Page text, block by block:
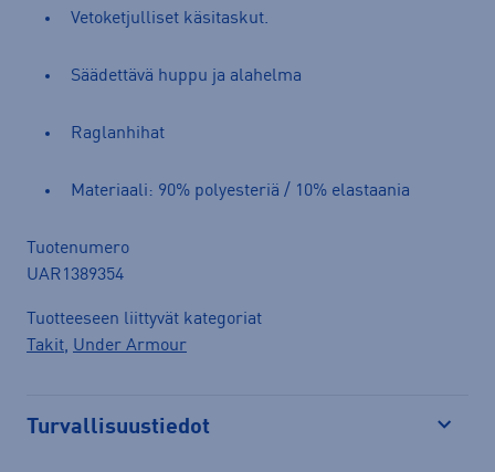
Vetoketjulliset käsitaskut.
Säädettävä huppu ja alahelma
Raglanhihat
Materiaali: 90% polyesteriä / 10% elastaania
Tuotenumero
UAR1389354
Tuotteeseen liittyvät kategoriat
Takit, Under Armour
Turvallisuustiedot